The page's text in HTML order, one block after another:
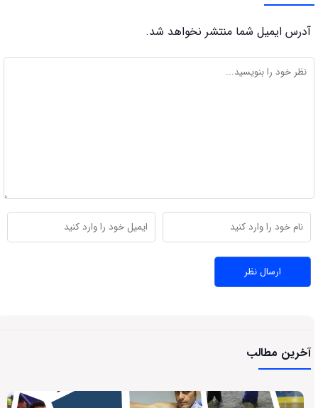
آخرین مطالب
آدرس ایمیل شما منتشر نخواهد شد.